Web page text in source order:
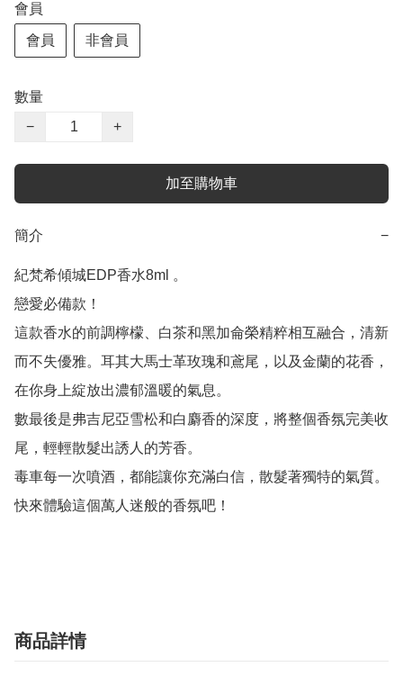
會員
會員 非會員
數量
−
+
加至購物車
簡介 −
紀梵希傾城EDP香水8ml 。
戀愛必備款！
這款香水的前調檸檬、白茶和黑加侖榮精粹相互融合，清新
而不失優雅。耳其大馬士革玫瑰和鳶尾，以及金蘭的花香，
在你身上綻放出濃郁溫暖的氣息。
數最後是弗吉尼亞雪松和白麝香的深度，將整個香氛完美收
尾，輕輕散髮出誘人的芳香。
毒車每一次噴酒，都能讓你充滿白信，散髮著獨特的氣質。
快來體驗這個萬人迷般的香氛吧！
商品詳情